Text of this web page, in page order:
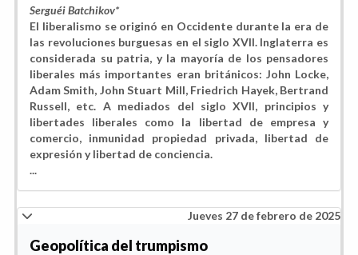
Serguéi Batchikov*
El liberalismo se originó en Occidente durante la era de
las revoluciones burguesas en el siglo XVII. Inglaterra es
considerada su patria, y la mayoría de los pensadores
liberales más importantes eran británicos: John Locke,
Adam Smith, John Stuart Mill, Friedrich Hayek, Bertrand
Russell, etc. A mediados del siglo XVII, principios y
libertades liberales como la libertad de empresa y
comercio, inmunidad propiedad privada, libertad de
expresión y libertad de conciencia.
...
Jueves 27 de febrero de 2025
Geopolítica del trumpismo